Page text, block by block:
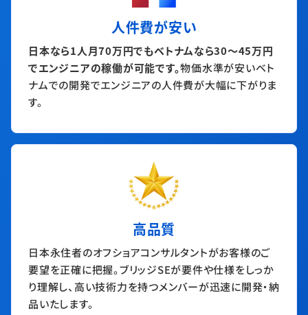
人件費が安い
日本なら1人月70万円でもベトナムなら30〜45万円
でエンジニアの稼働が可能です。物価水準が安いベト
ナムでの開発でエンジニアの人件費が大幅に下がりま
す。
高品質
日本永住者のオフショアコンサルタントがお客様のご
要望を正確に把握。ブリッジSEが要件や仕様をしっか
り理解し、高い技術力を持つメンバーが迅速に開発・納
品いたします。